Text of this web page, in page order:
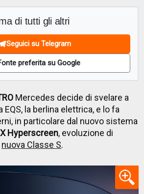
di tutti gli altri
Seguici su Telegram
preferita su Google
Mercedes decide di svelare a
EQS, la berlina elettrica, e lo fa
in particolare dal nuovo sistema
Hyperscreen, evoluzione di
nuova Classe S.